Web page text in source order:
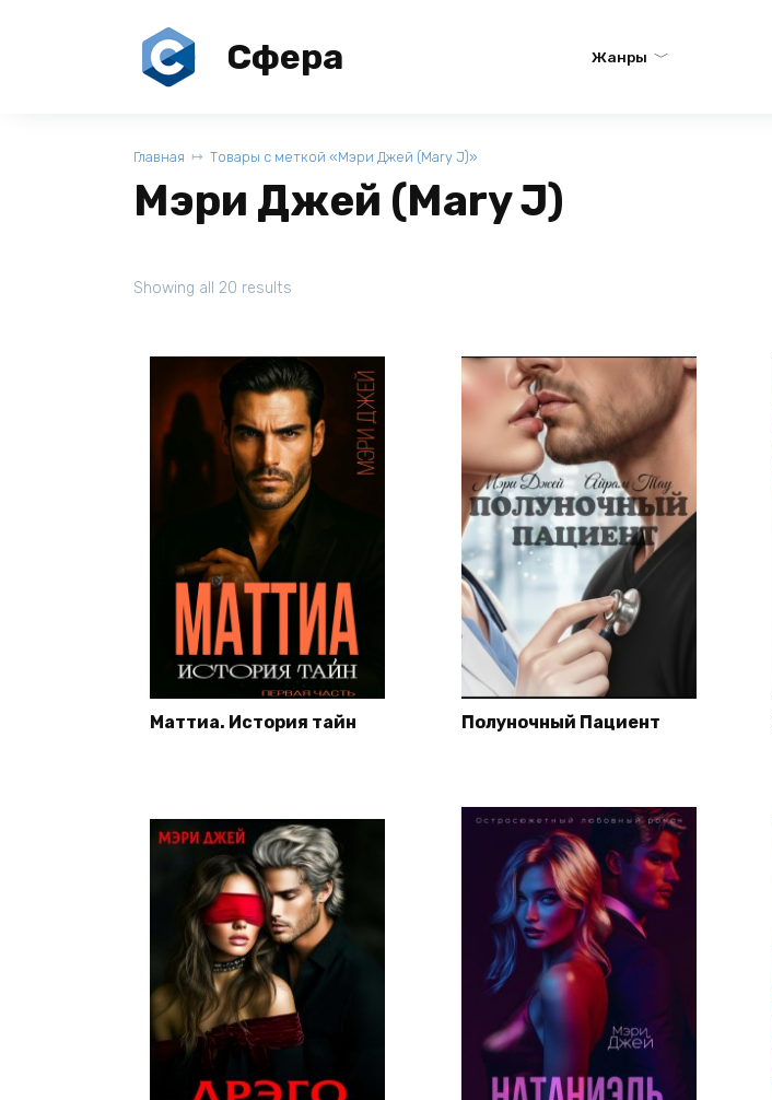
Сфера Жанры
Главная Товары с меткой «Мэри Джей (Mary J)»
Мэри Джей (Mary J)
Showing all 20 results
Маттиа. История тайн Полуночный Пациент